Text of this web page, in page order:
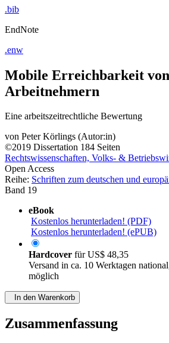
.bib
EndNote
.enw
Mobile Erreichbarkeit von
Arbeitnehmern
Eine arbeitszeitrechtliche Bewertung
von Peter Körlings (Autor:in)
©2019 Dissertation 184 Seiten
Rechtswissenschaften, Volks- &
Open Access
Reihe: Schriften zum deutschen und
Band 19
eBook
Kostenlos herunterladen! (PDF)
Kostenlos herunterladen! (ePUB)
Hardcover fürUS$ 48,35
Versand in ca. 10 Werktagen
möglich
In den Warenkorb
Zusammenfassung